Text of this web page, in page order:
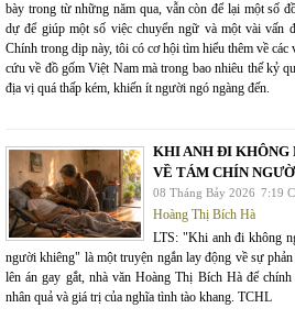
bày trong từ những năm qua, vẫn còn để lại một số
dự để giúp một số việc chuyển ngữ và một vài vấn
Chính trong dịp này, tôi có cơ hội tìm hiểu thêm về các
cứu về đồ gốm Việt Nam mà trong bao nhiêu thế kỷ
địa vị quá thấp kém, khiến ít người ngó ngàng đến.
KHI ANH ĐI KHÔNG
VỀ TÁM CHÍN
08 Tháng Bảy 2026 7:19
Hoàng Thị Bích Hà
LTS: "Khi anh đi không
người khiêng" là một truyện ngắn lay động về sự
lên án gay gắt, nhà văn Hoàng Thị Bích Hà để
nhân quả và giá trị của nghĩa tình tào khang. TCHL